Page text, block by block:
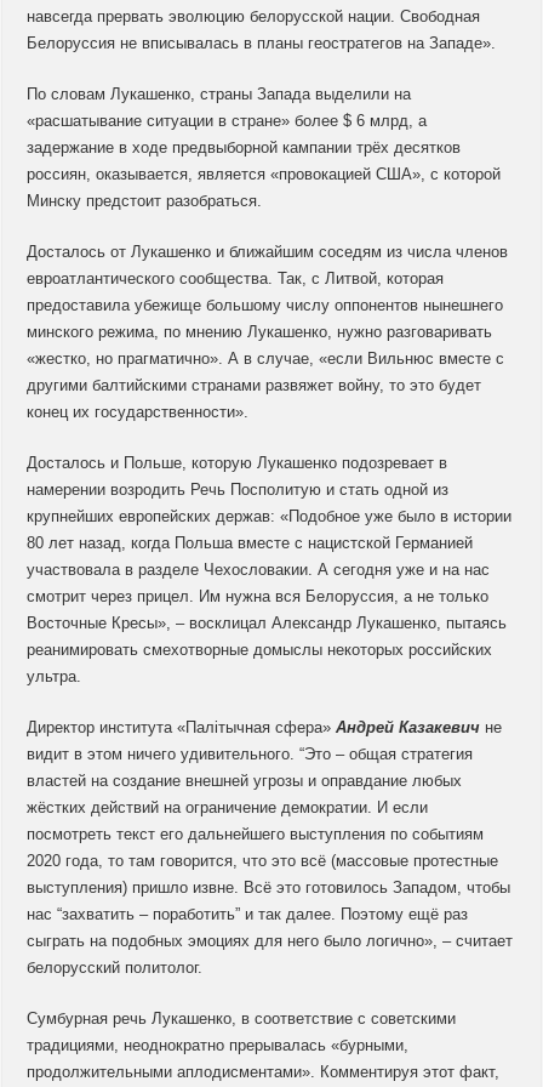
навсегда прервать эволюцию белорусской нации. Свободная
Белоруссия не вписывалась в планы геостратегов на Западе».
По словам Лукашенко, страны Запада выделили на
«расшатывание ситуации в стране» более $ 6 млрд, а
задержание в ходе предвыборной кампании трёх десятков
россиян, оказывается, является «провокацией США», с которой
Минску предстоит разобраться.
Досталось от Лукашенко и ближайшим соседям из числа членов
евроатлантического сообщества. Так, с Литвой, которая
предоставила убежище большому числу оппонентов нынешнего
минского режима, по мнению Лукашенко, нужно разговаривать
«жестко, но прагматично». А в случае, «если Вильнюс вместе с
другими балтийскими странами развяжет войну, то это будет
конец их государственности».
Досталось и Польше, которую Лукашенко подозревает в
намерении возродить Речь Посполитую и стать одной из
крупнейших европейских держав: «Подобное уже было в истории
80 лет назад, когда Польша вместе с нацистской Германией
участвовала в разделе Чехословакии. А сегодня уже и на нас
смотрит через прицел. Им нужна вся Белоруссия, а не только
Восточные Кресы», – восклицал Александр Лукашенко, пытаясь
реанимировать смехотворные домыслы некоторых российских
ультра.
Директор института «Палітычная сфера» Андрей Казакевич не
видит в этом ничего удивительного. “Это – общая стратегия
властей на создание внешней угрозы и оправдание любых
жёстких действий на ограничение демократии. И если
посмотреть текст его дальнейшего выступления по событиям
2020 года, то там говорится, что это всё (массовые протестные
выступления) пришло извне. Всё это готовилось Западом, чтобы
нас “захватить – поработить” и так далее. Поэтому ещё раз
сыграть на подобных эмоциях для него было логично», – считает
белорусский политолог.
Сумбурная речь Лукашенко, в соответствие с советскими
традициями, неоднократно прерывалась «бурными,
продолжительными аплодисментами». Комментируя этот факт,